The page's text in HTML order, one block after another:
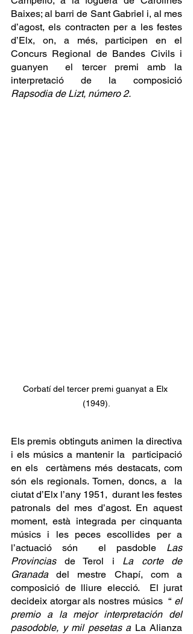
Baixes; al barri de Sant Gabriel i, al mes
d’agost, els contracten per a les festes
d’Elx, on, a més, participen en el
Concurs Regional de Bandes Civils i
guanyen  el tercer premi amb la
Rapsodia de Lizt, número 2.
Corbatí del tercer premi guanyat a Elx
(1949).
Els premis obtinguts animen la directiva
i els músics a mantenir la  participació
en els  certàmens més destacats, com
són els regionals. Tornen, doncs, a  la
ciutat d’Elx l’any 1951,  durant les festes
patronals del mes d’agost. En aquest
moment, està integrada per cinquanta
músics i les peces escollides per a
l’actuació són  el pasdoble Las
Provincias de Terol i La corte de
Granada del mestre Chapí, com a
composició de lliure elecció.  El jurat
decideix atorgar als nostres músics  “ el
premio a la mejor interpretación del
pasodoble, y mil pesetas a La Alianza